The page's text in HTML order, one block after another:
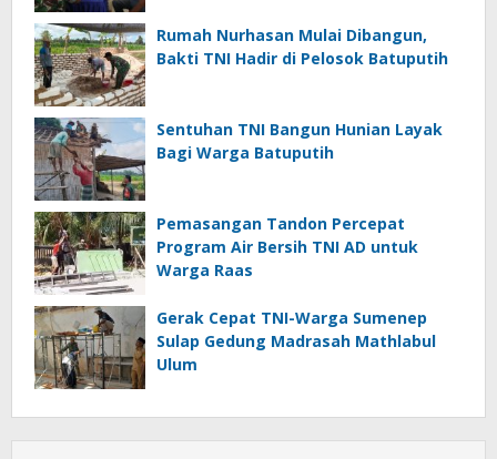
Rumah Nurhasan Mulai Dibangun,
Bakti TNI Hadir di Pelosok Batuputih
Sentuhan TNI Bangun Hunian Layak
Bagi Warga Batuputih
Pemasangan Tandon Percepat
Program Air Bersih TNI AD untuk
Warga Raas
Gerak Cepat TNI-Warga Sumenep
Sulap Gedung Madrasah Mathlabul
Ulum